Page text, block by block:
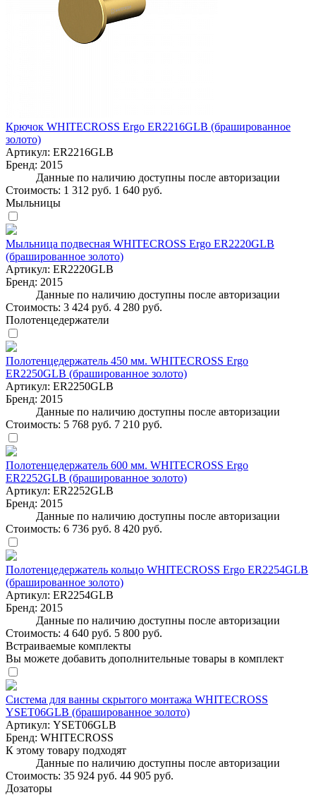
Крючок WHITECROSS Ergo ER2216GLB (брашированное
золото)
Артикул: ER2216GLB
Бренд: 2015
Данные по наличию доступны после авторизации
Стоимость: 1 312 руб. 1 640 руб.
Мыльницы
Мыльница подвесная WHITECROSS Ergo ER2220GLB
(брашированное золото)
Артикул: ER2220GLB
Бренд: 2015
Данные по наличию доступны после авторизации
Стоимость: 3 424 руб. 4 280 руб.
Полотенцедержатели
Полотенцедержатель 450 мм. WHITECROSS Ergo
ER2250GLB (брашированное золото)
Артикул: ER2250GLB
Бренд: 2015
Данные по наличию доступны после авторизации
Стоимость: 5 768 руб. 7 210 руб.
Полотенцедержатель 600 мм. WHITECROSS Ergo
ER2252GLB (брашированное золото)
Артикул: ER2252GLB
Бренд: 2015
Данные по наличию доступны после авторизации
Стоимость: 6 736 руб. 8 420 руб.
Полотенцедержатель кольцо WHITECROSS Ergo ER2254GLB
(брашированное золото)
Артикул: ER2254GLB
Бренд: 2015
Данные по наличию доступны после авторизации
Стоимость: 4 640 руб. 5 800 руб.
Встраиваемые комплекты
Вы можете добавить дополнительные товары в комплект
Система для ванны скрытого монтажа WHITECROSS
YSET06GLB (брашированное золото)
Артикул: YSET06GLB
Бренд: WHITECROSS
К этому товару подходят
Данные по наличию доступны после авторизации
Стоимость: 35 924 руб. 44 905 руб.
Дозаторы